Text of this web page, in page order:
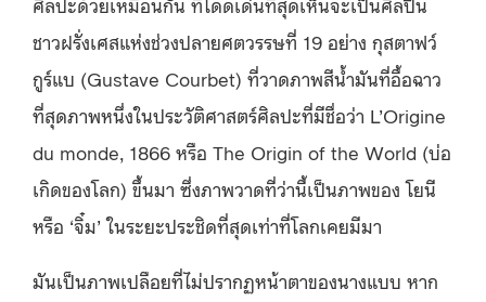
ชาวฝรั่งเศสแห่งช่วงปลายศตวรรษที่ 19 อย่าง กุสตาฟว์
กูร์แบ (Gustave Courbet) ที่วาดภาพสีน้ำมันที่อื้อฉาว
ที่สุดภาพหนึ่งในประวัติศาสตร์ศิลปะที่มีชื่อว่า L’Origine
du monde, 1866 หรือ The Origin of the World (บ่อ
เกิดของโลก) ขึ้นมา ซึ่งภาพวาดที่ว่านี้เป็นภาพของ โยนี
หรือ ‘จิ๋ม’ ในระยะประชิดที่สุดเท่าที่โลกเคยมีมา
มันเป็นภาพเปลือยที่ไม่ปรากฏหน้าตาของนางแบบ หาก